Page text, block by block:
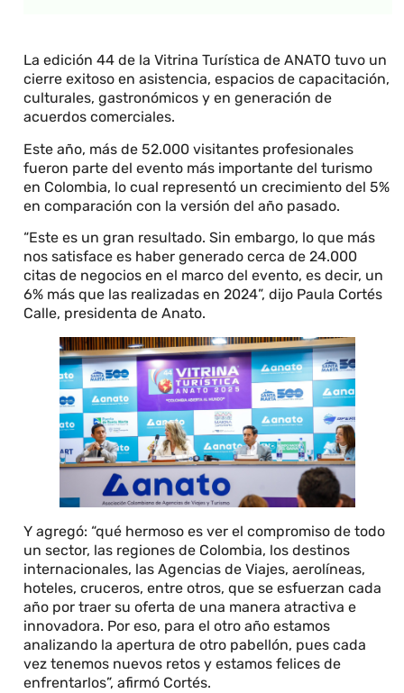
La edición 44 de la Vitrina Turística de ANATO tuvo un
cierre exitoso en asistencia, espacios de capacitación,
culturales, gastronómicos y en generación de
acuerdos comerciales.
Este año, más de 52.000 visitantes profesionales
fueron parte del evento más importante del turismo
en Colombia, lo cual representó un crecimiento del 5%
en comparación con la versión del año pasado.
“Este es un gran resultado. Sin embargo, lo que más
nos satisface es haber generado cerca de 24.000
citas de negocios en el marco del evento, es decir, un
6% más que las realizadas en 2024”, dijo Paula Cortés
Calle, presidenta de Anato.
Y agregó: “qué hermoso es ver el compromiso de todo
un sector, las regiones de Colombia, los destinos
internacionales, las Agencias de Viajes, aerolíneas,
hoteles, cruceros, entre otros, que se esfuerzan cada
año por traer su oferta de una manera atractiva e
innovadora. Por eso, para el otro año estamos
analizando la apertura de otro pabellón, pues cada
vez tenemos nuevos retos y estamos felices de
enfrentarlos”, afirmó Cortés.